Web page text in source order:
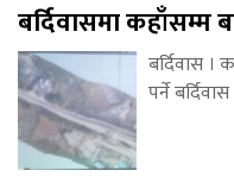
बर्दिवासमा
बर्दिवास
पर्ने